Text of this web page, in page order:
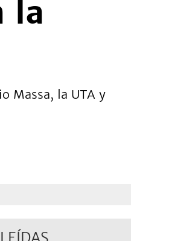
la
Massa, la UTA y